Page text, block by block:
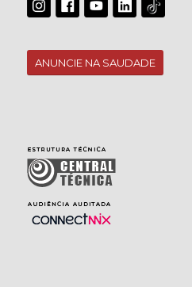
ANUNCIE NA SAUDADE